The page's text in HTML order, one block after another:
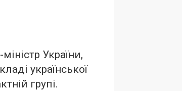
України,
української
групі.